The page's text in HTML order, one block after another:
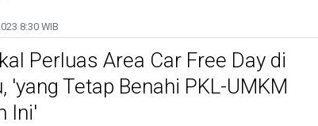
8:30 WIB
Perluas Area Car Free Day di
'yang Tetap Benahi PKL-UMKM
Ini'